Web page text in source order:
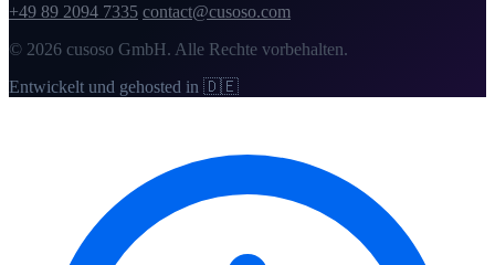
+49 89 2094 7335 contact@cusoso.com
© 2026 cusoso GmbH. Alle Rechte vorbehalten.
Entwickelt und gehosted in 🇩🇪